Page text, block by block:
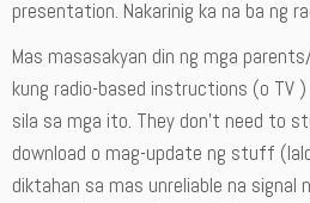
presentation. Nakarinig ka na ba ng
Mas masasakyan din ng mga
kung radio-based instructions (o TV
sila sa mga ito. They don’t need to
download o mag-update ng stuff
diktahan sa mas unreliable na signal